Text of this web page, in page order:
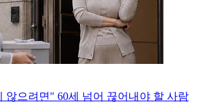
않으려면" 60세 넘어 끊어내야 할 사람